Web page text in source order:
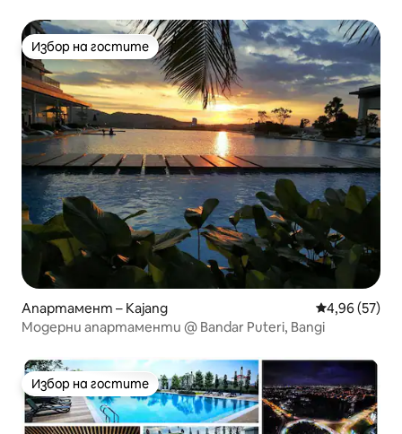
Избор на гостите
Избор на гостите
Апартамент – Kajang Средна
4,96 (57)
Модерни апартаменти @ Bandar Puteri, Bangi
Избор на гостите
Избор на гостите